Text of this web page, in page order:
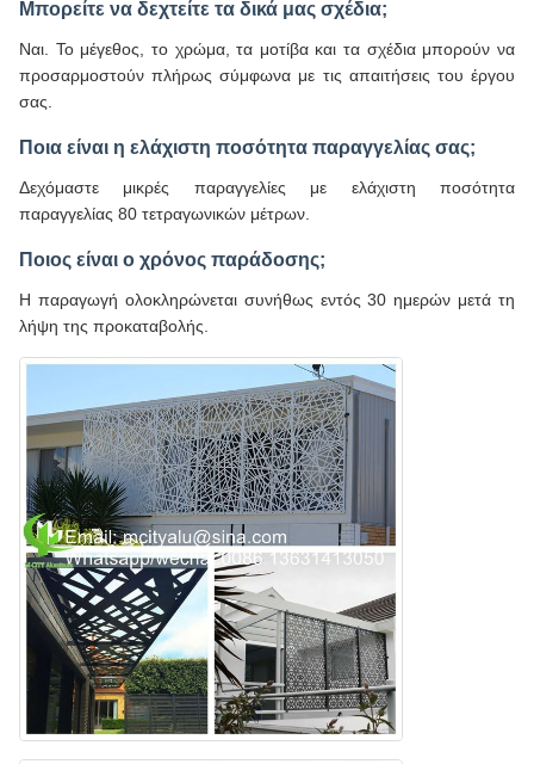
Μπορείτε να δεχτείτε τα δικά μας σχέδια;
Ναι. Το μέγεθος, το χρώμα, τα μοτίβα και τα σχέδια μπορούν να
προσαρμοστούν πλήρως σύμφωνα με τις απαιτήσεις του έργου
σας.
Ποια είναι η ελάχιστη ποσότητα παραγγελίας σας;
Δεχόμαστε μικρές παραγγελίες με ελάχιστη ποσότητα
παραγγελίας 80 τετραγωνικών μέτρων.
Ποιος είναι ο χρόνος παράδοσης;
Η παραγωγή ολοκληρώνεται συνήθως εντός 30 ημερών μετά τη
λήψη της προκαταβολής.